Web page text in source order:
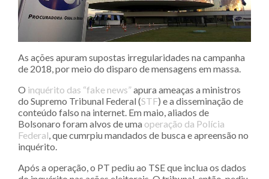
As ações apuram supostas irregularidades na campanha
de 2018, por meio do disparo de mensagens em massa.
O inquérito das “fake news”apura ameaças a ministros
do Supremo Tribunal Federal (STF) e a disseminação de
conteúdo falso na internet. Em maio, aliados de
Bolsonaro foram alvos de uma operação da Polícia
Federal , que cumrpiu mandados de busca e apreensão no
inquérito.
Após a operação, o PT pediu ao TSE que inclua os dados